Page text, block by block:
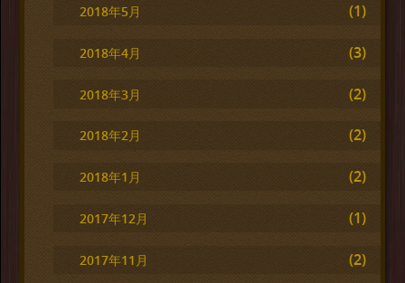
2018年5月 (1)
2018年4月 (3)
2018年3月 (2)
2018年2月 (2)
2018年1月 (2)
2017年12月 (1)
2017年11月 (2)